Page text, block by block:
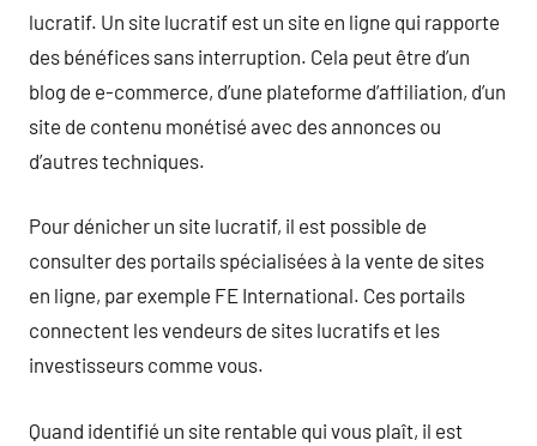
lucratif. Un site lucratif est un site en ligne qui rapporte
des bénéfices sans interruption. Cela peut être d’un
blog de e-commerce, d’une plateforme d’affiliation, d’un
site de contenu monétisé avec des annonces ou
d’autres techniques.
Pour dénicher un site lucratif, il est possible de
consulter des portails spécialisées à la vente de sites
en ligne, par exemple FE International. Ces portails
connectent les vendeurs de sites lucratifs et les
investisseurs comme vous.
Quand identifié un site rentable qui vous plaît, il est